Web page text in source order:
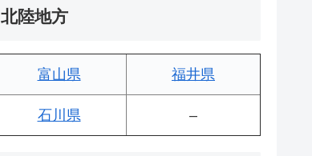
北陸地方
富山県 福井県
石川県 –